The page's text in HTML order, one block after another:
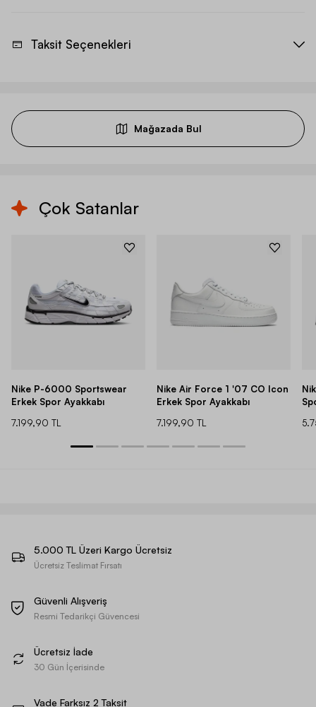
Taksit Seçenekleri
Mağazada Bul
Çok Satanlar
Nike P-6000 Sportswear
Erkek Spor Ayakkabı
7.199,90 TL
Nike Air Force 1 '07 CO Icon
Erkek Spor Ayakkabı
7.199,90 TL
5.000 TL Üzeri Kargo Ücretsiz
Ücretsiz Teslimat Fırsatı
Güvenli Alışveriş
Resmi Tedarikçi Güvencesi
Ücretsiz İade
30 Gün İçerisinde
Vade Farksız 2 Taksit